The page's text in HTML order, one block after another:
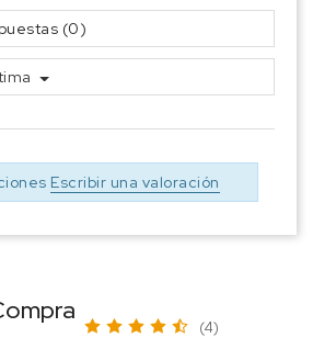
(0)
Escribir una valoración
(4)